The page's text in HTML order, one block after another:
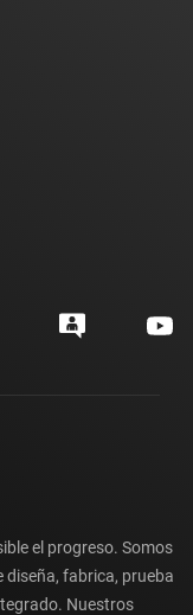
el progreso. Somos
diseña, fabrica, prueba
Nuestros